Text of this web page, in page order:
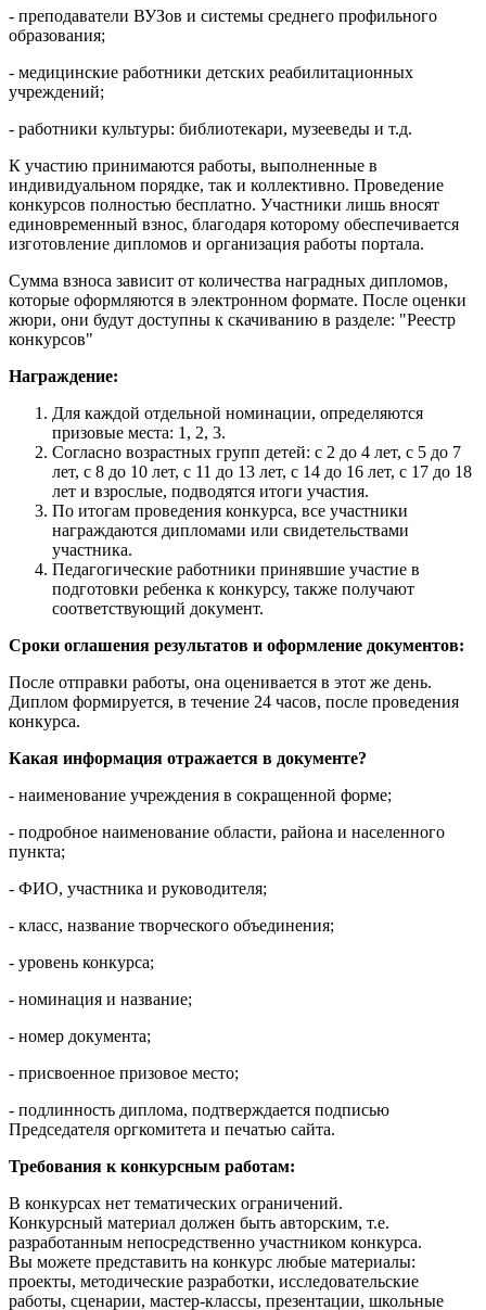
- преподаватели ВУЗов и системы среднего профильного
образования;
- медицинские работники детских реабилитационных
учреждений;
- работники культуры: библиотекари, музееведы и т.д.
К участию принимаются работы, выполненные в
индивидуальном порядке, так и коллективно. Проведение
конкурсов полностью бесплатно. Участники лишь вносят
единовременный взнос, благодаря которому обеспечивается
изготовление дипломов и организация работы портала.
Сумма взноса зависит от количества наградных дипломов,
которые оформляются в электронном формате. После оценки
жюри, они будут доступны к скачиванию в разделе: "Реестр
конкурсов"
Награждение:
Для каждой отдельной номинации, определяются
призовые места: 1, 2, 3.
Согласно возрастных групп детей: с 2 до 4 лет, с 5 до 7
лет, с 8 до 10 лет, с 11 до 13 лет, с 14 до 16 лет, с 17 до 18
лет и взрослые, подводятся итоги участия.
По итогам проведения конкурса, все участники
награждаются дипломами или свидетельствами
участника.
Педагогические работники принявшие участие в
подготовки ребенка к конкурсу, также получают
соответствующий документ.
Сроки оглашения результатов и оформление документов:
После отправки работы, она оценивается в этот же день.
Диплом формируется, в течение 24 часов, после проведения
конкурса.
Какая информация отражается в документе?
- наименование учреждения в сокращенной форме;
- подробное наименование области, района и населенного
пункта;
- ФИО, участника и руководителя;
- класс, название творческого объединения;
- уровень конкурса;
- номинация и название;
- номер документа;
- присвоенное призовое место;
- подлинность диплома, подтверждается подписью
Председателя оргкомитета и печатью сайта.
Требования к конкурсным работам:
В конкурсах нет тематических ограничений.
Конкурсный материал должен быть авторским, т.е.
разработанным непосредственно участником конкурса.
Вы можете представить на конкурс любые материалы:
проекты, методические разработки, исследовательские
работы, сценарии, мастер-классы, презентации, школьные